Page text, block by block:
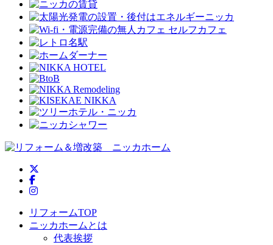
ニッカホーム公式Facebook
ニッカホーム公式Instagram
リフォームTOP
ニッカホームとは
代表挨拶